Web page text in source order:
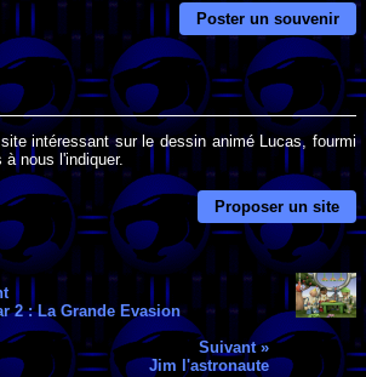
Poster un souvenir
intéressant sur le dessin animé Lucas, fourmi
nous l'indiquer.
Proposer un site
2 : La Grande Evasion
Suivant »
Jim l'astronaute